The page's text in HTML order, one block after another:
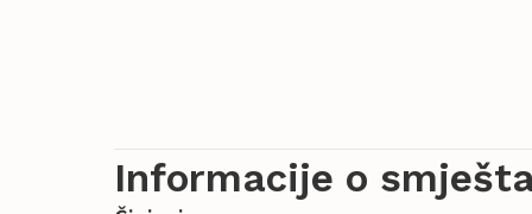
Informacije o